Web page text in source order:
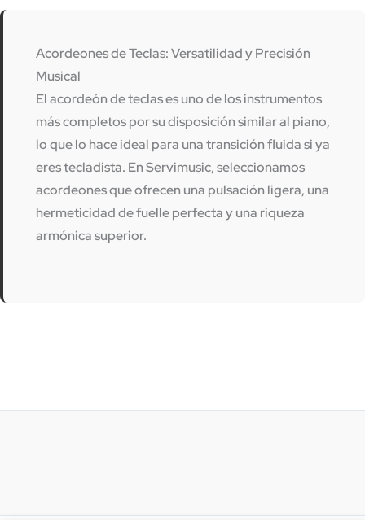
Acordeones de Teclas: Versatilidad y Precisión
Musical
Elacordeón de teclases uno de los instrumentos
más completos por su disposición similar al piano,
lo que lo hace ideal para una transición fluida si ya
eres tecladista. EnServimusic, seleccionamos
acordeones que ofrecen una pulsación ligera, una
hermeticidad de fuelle perfecta y una riqueza
armónica superior.